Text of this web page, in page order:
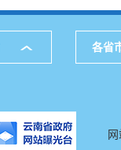
各省